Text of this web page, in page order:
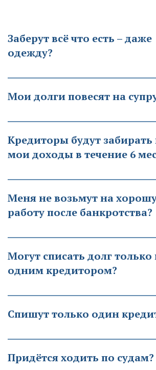
Заберут всё что есть – даже
одежду?
Мои долги повесят на
Кредиторы будут забирать
мои доходы в течение 6
Меня не возьмут на
работу после банкротства?
Могут списать долг только
одним кредитором?
Спишут только один
Придётся ходить по судам?